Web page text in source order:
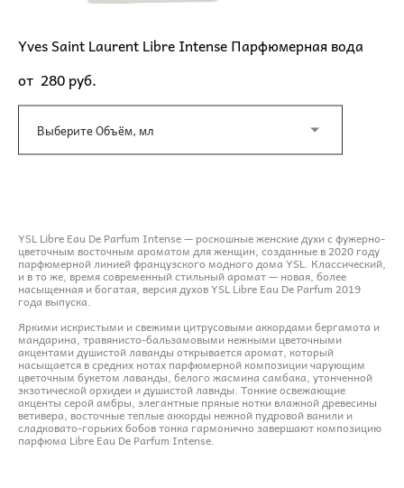
Yves Saint Laurent Libre Intense Парфюмерная вода
от 280 pуб.
Выберите Объём, мл
YSL Libre Eau De Parfum Intense — роскошные женские духи с фужерно-
цветочным восточным ароматом для женщин, созданные в 2020 году
парфюмерной линией французского модного дома YSL. Классический,
и в то же, время современный стильный аромат — новая, более
насыщенная и богатая, версия духов YSL Libre Eau De Parfum 2019
года выпуска.
Яркими искристыми и свежими цитрусовыми аккордами бергамота и
мандарина, травянисто-бальзамовыми нежными цветочными
акцентами душистой лаванды открывается аромат, который
насыщается в средних нотах парфюмерной композиции чарующим
цветочным букетом лаванды, белого жасмина самбака, утонченной
экзотической орхидеи и душистой лавнды. Тонкие освежающие
акценты серой амбры, элегантные пряные нотки влажной древесины
ветивера, восточные теплые аккорды нежной пудровой ванили и
сладковато-горьких бобов тонка гармонично завершают композицию
парфюма Libre Eau De Parfum Intense.